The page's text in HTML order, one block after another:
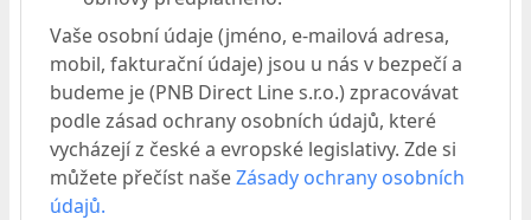
Vaše osobní údaje (jméno, e-mailová adresa,
mobil, fakturační údaje) jsou u nás v bezpečí a
budeme je (PNB Direct Line s.r.o.) zpracovávat
podle zásad ochrany osobních údajů, které
vycházejí z české a evropské legislativy. Zde si
můžete přečíst našeZásady ochrany osobních
údajů.